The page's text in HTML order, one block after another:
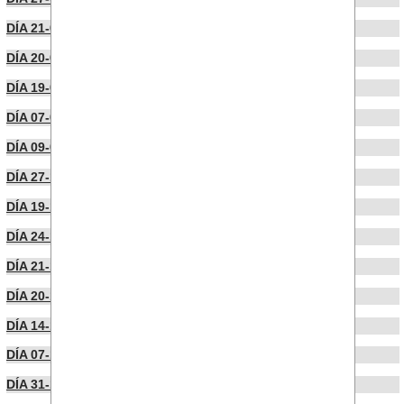
DÍA 21-02-2024
DÍA 20-02-2024
DÍA 19-02-2024
DÍA 07-02-2024
DÍA 09-01-2024
DÍA 27-12-2023
DÍA 19-12-2023
DÍA 24-11-2023
DÍA 21-11-2023
DÍA 20-11-2023
DÍA 14-11-2023
DÍA 07-11-2023
DÍA 31-10-2023